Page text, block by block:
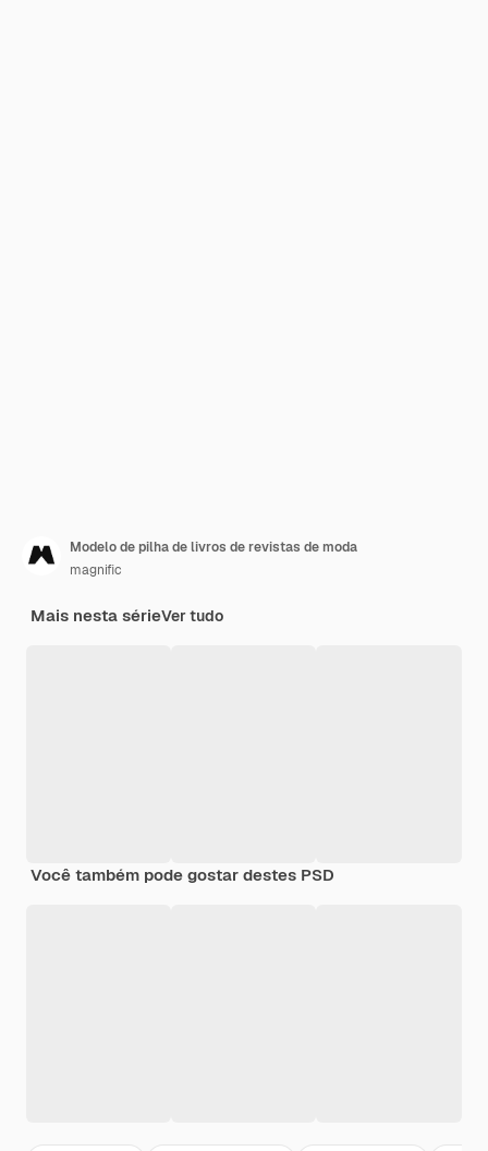
Modelo de pilha de livros de revistas de moda
magnific
Mais nesta sérieVer tudo
Você também pode gostar destes PSD